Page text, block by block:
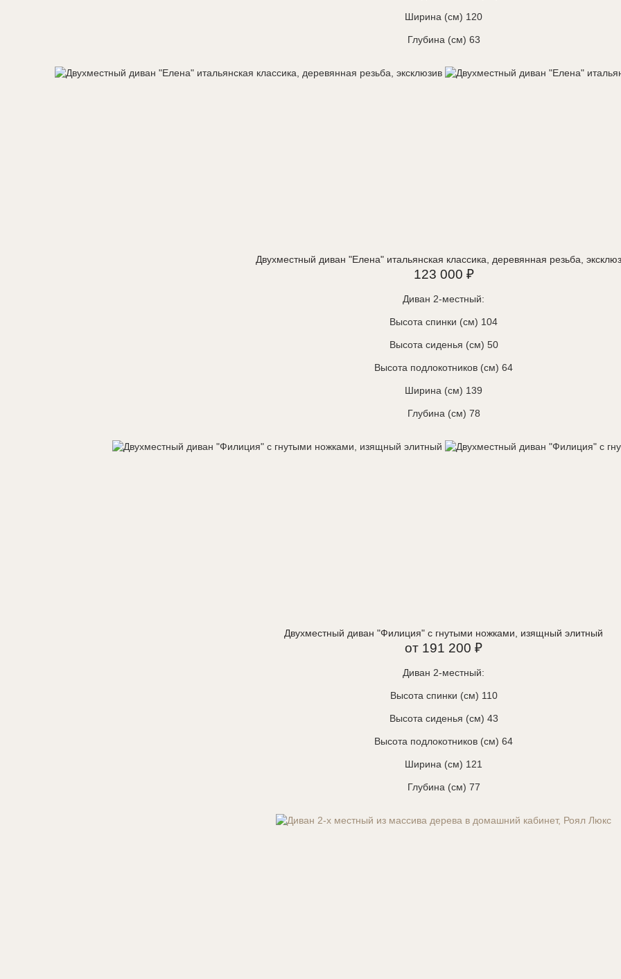
Ширина (см) 120
Глубина (см) 63
Двухместный диван "Елена" итальянская классика, деревянная резьба,
123 000 ₽
Диван 2-местный:
Высота спинки (см) 104
Высота сиденья (см) 50
Высота подлокотников (см) 64
Ширина (см) 139
Глубина (см) 78
Двухместный диван "Филиция" с гнутыми ножками, изящный элитный
от 191 200 ₽
Диван 2-местный:
Высота спинки (см) 110
Высота сиденья (см) 43
Высота подлокотников (см) 64
Ширина (см) 121
Глубина (см) 77